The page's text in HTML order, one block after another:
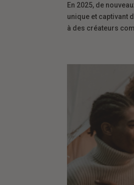
En 2025, de
unique et captivant
à des créateurs